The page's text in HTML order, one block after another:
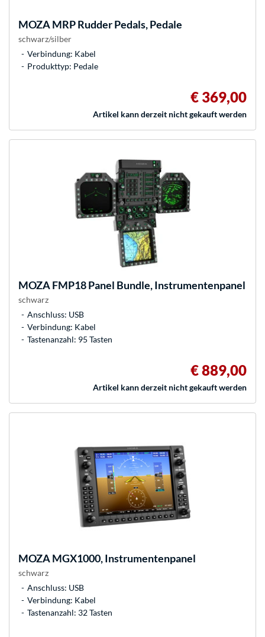
MOZAMRP Rudder Pedals, Pedale
schwarz/silber
Verbindung: Kabel
Produkttyp: Pedale
€ 369,00
Artikel kann derzeit nicht gekauft werden
MOZAFMP18 Panel Bundle, Instrumentenpanel
schwarz
Anschluss: USB
Verbindung: Kabel
Tastenanzahl: 95 Tasten
€ 889,00
Artikel kann derzeit nicht gekauft werden
MOZAMGX1000, Instrumentenpanel
schwarz
Anschluss: USB
Verbindung: Kabel
Tastenanzahl: 32 Tasten